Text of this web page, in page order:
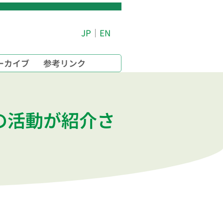
JP ｜ EN
カイブ 参考リンク
動が紹介さ